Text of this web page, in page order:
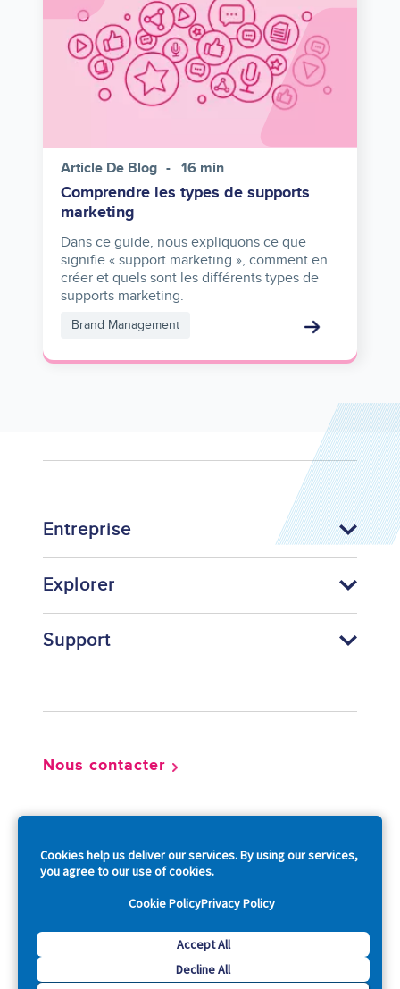
Cookies help us deliver our services. By using our services,
you agree to our use of cookies.
Cookie PolicyPrivacy Policy
Accept All
Decline All
Article De Blog 16 min
Comprendre les types de supports
marketing
Dans ce guide, nous expliquons ce que
signifie « support marketing », comment en
créer et quels sont les différents types de
supports marketing.
Brand Management
Entreprise
Explorer
Support
Nous contacter
Copyright © 2026 Acquia, Inc. All Rights Reserved.
Drupal is a registered trademark of Dries Buytaert.